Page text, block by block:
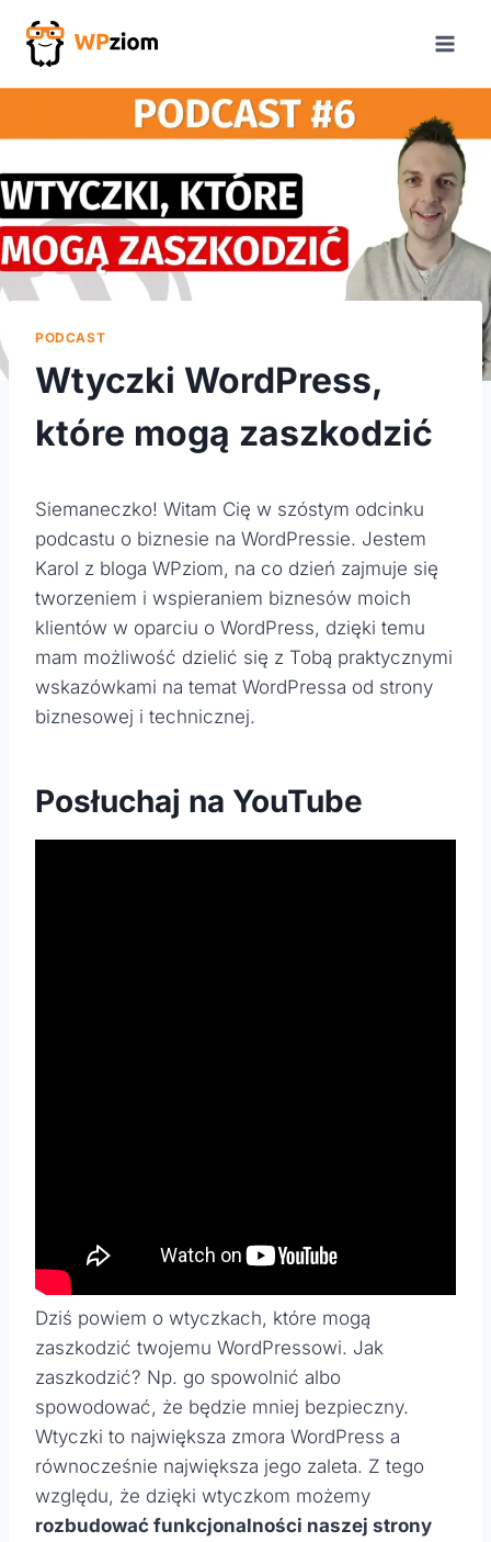
treści
PODCAST
Wtyczki WordPress,
które mogą zaszkodzić
Siemaneczko! Witam Cię w szóstym odcinku
podcastu o biznesie na WordPressie. Jestem
Karol z bloga WPziom, na co dzień zajmuje się
tworzeniem i wspieraniem biznesów moich
klientów w oparciu o WordPress, dzięki temu
mam możliwość dzielić się z Tobą praktycznymi
wskazówkami na temat WordPressa od strony
biznesowej i technicznej.
Posłuchaj na YouTube
Dziś powiem o wtyczkach, które mogą
zaszkodzić twojemu WordPressowi. Jak
zaszkodzić? Np. go spowolnić albo
spowodować, że będzie mniej bezpieczny.
Wtyczki to największa zmora WordPress a
równocześnie największa jego zaleta. Z tego
względu, że dzięki wtyczkom możemy
rozbudować funkcjonalności naszej strony